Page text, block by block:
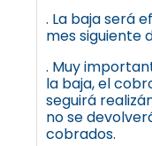
. La baja será
mes siguiente
. Muy
la baja, el
seguirá
no se
cobrados.